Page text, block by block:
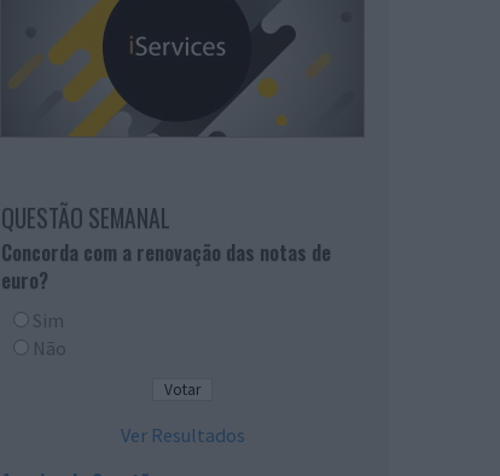
QUESTÃO SEMANAL
Concorda com a renovação das notas de
euro?
Sim
Não
Ver Resultados